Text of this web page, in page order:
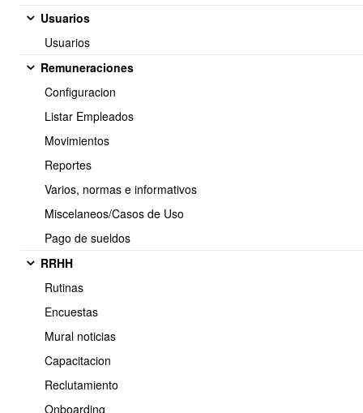
Usuarios
Usuarios
Remuneraciones
Configuracion
Listar Empleados
Movimientos
Reportes
Varios, normas e informativos
Miscelaneos/Casos de Uso
Pago de sueldos
RRHH
Rutinas
Encuestas
Mural noticias
Capacitacion
Reclutamiento
Onboarding